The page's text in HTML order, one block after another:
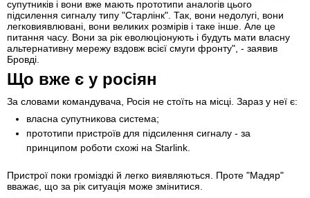
супутників і вони вже мають прототипи аналогів цього
підсилення сигналу типу "Старлінк". Так, вони недолугі, вони
легковиявлювані, вони великих розмірів і таке інше. Але це
питання часу. Вони за рік еволюціонують і будуть мати власну
альтернативну мережу вздовж всієї смуги фронту", - заявив
Бровді.
Що вже є у росіян
За словами командувача, Росія не стоїть на місці. Зараз у неї є:
власна супутникова система;
прототипи пристроїв для підсилення сигналу - за
принципом роботи схожі на Starlink.
Пристрої поки громіздкі й легко виявляються. Проте "Мадяр"
вважає, що за рік ситуація може змінитися.